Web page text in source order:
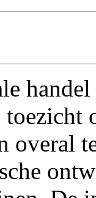
toezicht
overal